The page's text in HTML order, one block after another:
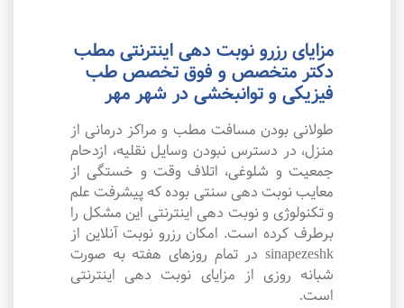
مزایای رزرو نوبت دهی اینترنتی مطب
دکتر متخصص و فوق تخصص طب
فیزیکی و توانبخشی در شهر مهر
طولانی بودن مسافت مطب و مراکز درمانی از
منزل، در دسترس نبودن وسایل نقلیه، ازدحام
جمعیت و شلوغی، اتلاف وقت و خستگی از
معایب نوبت دهی سنتی بوده که پیشرفت علم
و تکنولوژی و نوبت دهی اینترنتی این مشکل را
برطرف کرده است. امکان رزرو نوبت آنلاین از
sinapezeshk در تمام روزهای هفته به صورت
شبانه روزی از مزایای نوبت دهی اینترنتی
است.